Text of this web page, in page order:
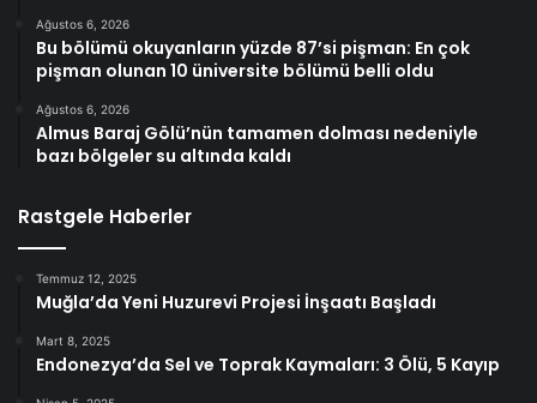
Ağustos 6, 2026
Bu bölümü okuyanların yüzde 87’si pişman: En çok
pişman olunan 10 üniversite bölümü belli oldu
Ağustos 6, 2026
Almus Baraj Gölü’nün tamamen dolması nedeniyle
bazı bölgeler su altında kaldı
Rastgele Haberler
Temmuz 12, 2025
Muğla’da Yeni Huzurevi Projesi İnşaatı Başladı
Mart 8, 2025
Endonezya’da Sel ve Toprak Kaymaları: 3 Ölü, 5 Kayıp